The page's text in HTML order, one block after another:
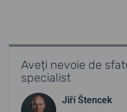
Aveți nevoie de
specialist
Jiří Štencek